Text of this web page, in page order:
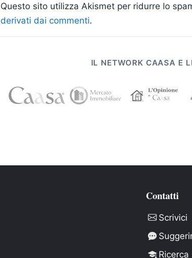
Questo sito utilizza Akismet per ridurre lo
derivati dai commenti.
IL NETWORK CAASA E
Contatti
Scrivici